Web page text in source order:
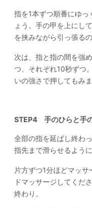
指を1本ずつ順番にゆっ
ょう。手の甲を上にし
を挟みながら引っ張る
次は、指と指の間を強
つ、それぞれ10秒ずつ
いの強さで押してもみま
STEP4 手のひらと手
全部の指を延ばし終わ
指先まで滑らせるよう
片方ずつ1分ほどマッ
ドマッサージしてくだ
終わり。